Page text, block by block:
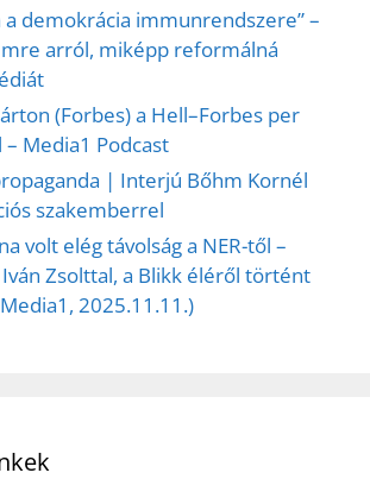
a demokrácia immunrendszere” –
arról, miképp reformálná
(Forbes) a Hell–Forbes per
Media1 Podcast
| Interjú Bőhm Kornél
szakemberrel
volt elég távolság a NER-től –
Zsolttal, a Blikk éléről történt
2025.11.11.)